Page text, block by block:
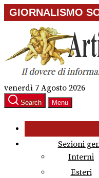
Skip
to
content
GIORNALISMO
venerdì 7 Agosto 2026
Search Menu
Sezioni
Interni
Esteri